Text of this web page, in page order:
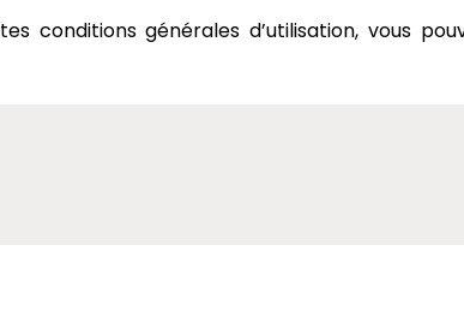
conditions générales d’utilisation, vous